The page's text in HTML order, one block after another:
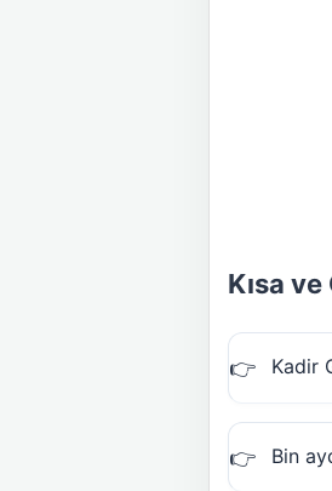
Kısa
Kadir
Bin